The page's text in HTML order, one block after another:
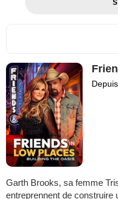
Garth Brooks, sa femme
entreprennent de